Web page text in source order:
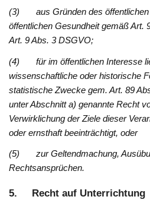
(3) aus Gründen des öffentlichen
öffentlichen Gesundheit gemäß Art.
Art. 9 Abs. 3 DSGVO;
(4) für im öffentlichen Interesse
wissenschaftliche oder historische
statistische Zwecke gem. Art. 89
unter Abschnitt a) genannte Recht
Verwirklichung der Ziele dieser
oder ernsthaft beeinträchtigt, oder
(5) zur Geltendmachung,
Rechtsansprüchen.
5. Recht auf Unterrichtung